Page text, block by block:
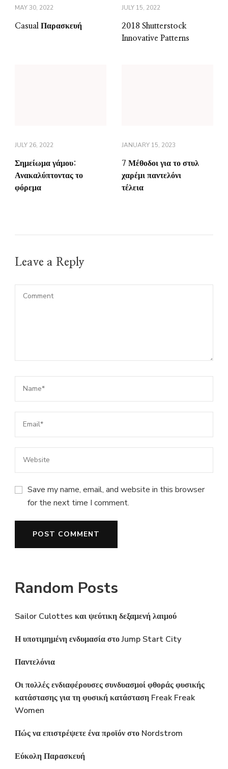
MAY 30, 2022
Casual Παρασκευή
JULY 15, 2022
2018 Shutterstock
Innovative Patterns
JULY 26, 2022
Σημείωμα γάμου:
Ανακαλύπτοντας το
φόρεμα
JANUARY 15, 2023
7 Μέθοδοι για το στυλ
χαρέμι παντελόνι
τέλεια
Leave a Reply
Save my name, email, and website in this browser
for the next time I comment.
Random Posts
Sailor Culottes και ψεύτικη δεξαμενή λαιμού
Η υποτιμημένη ενδυμασία στο Jump Start City
Παντελόνια
Οι πολλές ενδιαφέρουσες συνδυασμοί φθοράς φυσικής
κατάστασης για τη φυσική κατάσταση Freak Freak
Women
Πώς να επιστρέψετε ένα προϊόν στο Nordstrom
Εύκολη Παρασκευή